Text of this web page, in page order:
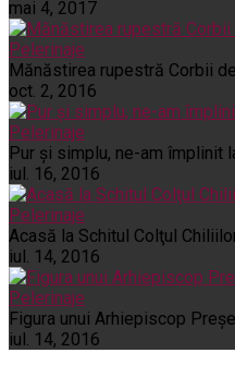
mai 4, 2017
Pelerinaje
Mănăstirea rupestră Corbii
oct. 2, 2016
Pelerinaje
Pur şi simplu, ne-am împlinit
iul. 16, 2016
Pelerinaje
Acasă la Schitul Colţul
iul. 14, 2016
Pelerinaje
Figura unui Arhiepiscop
iul. 14, 2016